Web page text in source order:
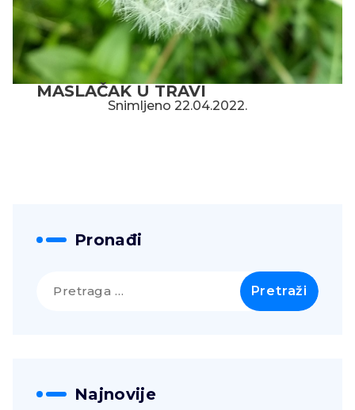
MASLAČAK U TRAVI
Snimljeno 22.04.2022.
Pronađi
Najnovije